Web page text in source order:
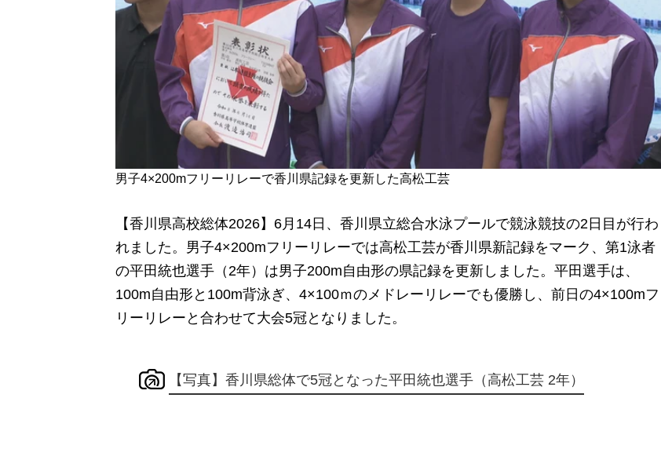
男子4×200mフリーリレーで香川県記録を更新した高松工芸
【香川県高校総体2026】6月14日、香川県立総合水泳プールで競泳競技の2日目が行わ
れました。男子4×200mフリーリレーでは高松工芸が香川県新記録をマーク、第1泳者
の平田統也選手（2年）は男子200m自由形の県記録を更新しました。平田選手は、
100m自由形と100m背泳ぎ、4×100ｍのメドレーリレーでも優勝し、前日の4×100mフ
リーリレーと合わせて大会5冠となりました。
【写真】香川県総体で5冠となった平田統也選手（高松工芸 2年）